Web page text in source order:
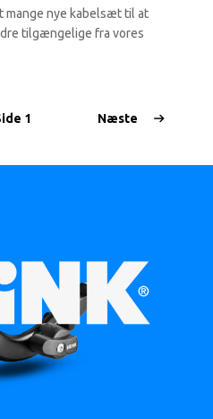
mange nye kabelsæt til at
tilgængelige fra vores
1 Næste